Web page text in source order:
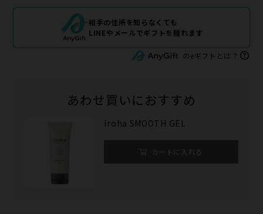
相手の住所を知らなくても
LINEやメールでギフトを贈れます
のeギフトとは？
あわせ買いにおすすめ
iroha SMOOTH GEL